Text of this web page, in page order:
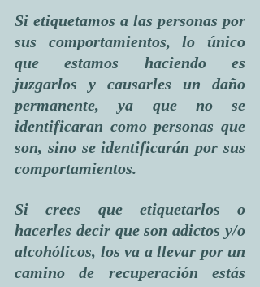
Si etiquetamos a las personas por
sus comportamientos, lo único
que estamos haciendo es
juzgarlos y causarles un daño
permanente, ya que no se
identificaran como personas que
son, sino se identificarán por sus
comportamientos.
Si crees que etiquetarlos o
hacerles decir que son adictos y/o
alcohólicos, los va a llevar por un
camino de recuperación estás